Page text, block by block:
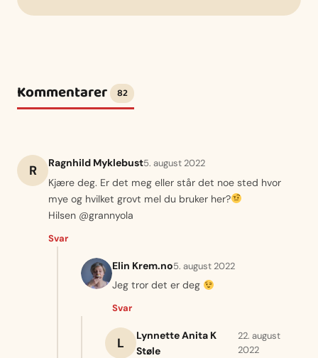
Kommentarer 82
R Ragnhild Myklebust5. august 2022
Kjære deg. Er det meg eller står det noe sted hvor
mye og hvilket grovt mel du bruker her?
Hilsen @grannyola
Svar
Elin Krem.no5. august 2022
Jeg tror det er deg
Svar
L
Lynnette Anita K
Støle
22. august
2022